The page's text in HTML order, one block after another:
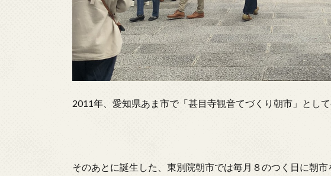
2011年、愛知県あま市で「甚目寺観音てづくり朝市」とし
そのあとに誕生した、東別院朝市では毎月８のつく日に朝市